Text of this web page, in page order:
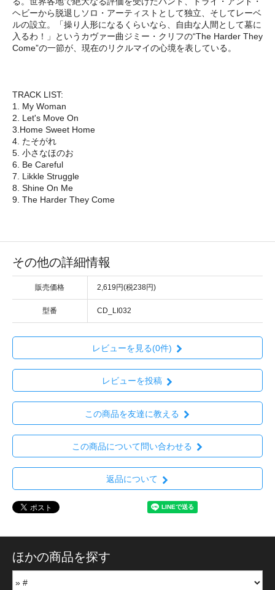
ヘビーから脱退しソロ・アーティストとして独立、そしてレーベ
ルの設立。「操り人形になるくらいなら、自由な人間として墓に
入るわ！」というカヴァー曲ジミー・クリフの“The Harder They
Come”の一節が、現在のリクルマイの心境を表している。
TRACK LIST:
1. My Woman
2. Let's Move On
3.Home Sweet Home
4. たそがれ
5. 小さなほのお
6. Be Careful
7. Likkle Struggle
8. Shine On Me
9. The Harder They Come
その他の詳細情報
販売価格 2,619円(税238円)
型番 CD_LI032
レビューを見る(0件)
レビューを投稿
この商品を友達に教える
この商品について問い合わせる
返品について
ほかの商品を探す